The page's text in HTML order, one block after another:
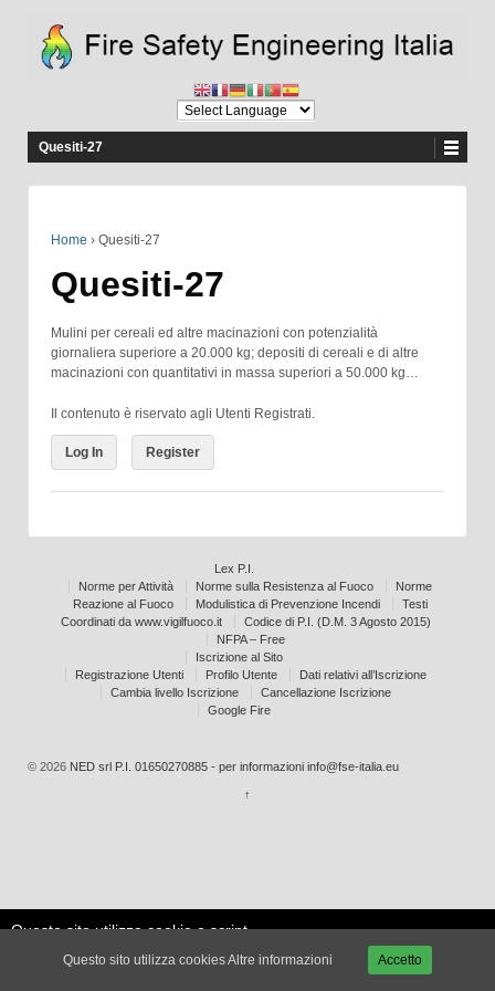
Quesiti-27
Home › Quesiti-27
Quesiti-27
Mulini per cereali ed altre macinazioni con potenzialità
giornaliera superiore a 20.000 kg; depositi di cereali e di altre
macinazioni con quantitativi in massa superiori a 50.000 kg…
Il contenuto è riservato agli Utenti Registrati.
Log In Register
Lex P.I.
Norme per Attività
Norme sulla Resistenza al Fuoco
Norme
Reazione al Fuoco
Modulistica di Prevenzione Incendi
Testi
Coordinati da www.vigilfuoco.it
Codice di P.I. (D.M. 3 Agosto 2015)
NFPA – Free
Iscrizione al Sito
Registrazione Utenti
Profilo Utente
Dati relativi all’Iscrizione
Cambia livello Iscrizione
Cancellazione Iscrizione
Google Fire
© 2026 NED srl P.I. 01650270885 - per informazioni info@fse-italia.eu
↑
Questo sito utilizza cookie e script
esperienza.
impostazioni
Accetta
Questo sito utilizza cookiesAltre informazioni Accetto